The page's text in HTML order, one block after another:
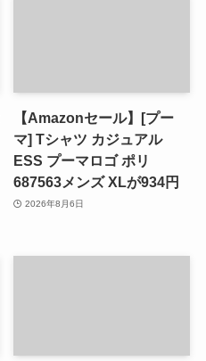
【Amazonセール】[プー
マ] Tシャツ カジュアル
ESS プーマロゴ ポリ
687563メンズ XLが934円
2026年8月6日